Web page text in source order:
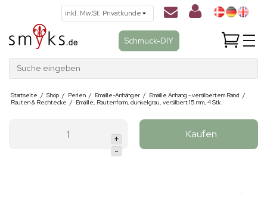
Schmuck-DIY
Suche eingeben
Startseite / Shop / Perlen / Emaille-Anhänger / Emaille Anhang - versilbertem Rand /
Rauten & Rechtecke / Emaille, Rautenform, dunkelgrau, versilbert 15 mm, 4 Stk.
+
-
Kaufen